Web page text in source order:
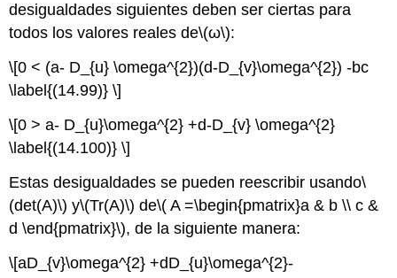
desigualdades siguientes deben ser ciertas para
todos los valores reales de\(ω\):
\[0 < (a- D_{u} \omega^{2})(d-D_{v}\omega^{2}) -bc
\label{(14.99)} \]
\[0 > a- D_{u}\omega^{2} +d-D_{v} \omega^{2}
\label{(14.100)} \]
Estas desigualdades se pueden reescribir usando\
(det(A)\) y\(Tr(A)\) de\( A =\begin{pmatrix}a & b \\ c &
d \end{pmatrix}\), de la siguiente manera:
\[aD_{v}\omega^{2} +dD_{u}\omega^{2}-